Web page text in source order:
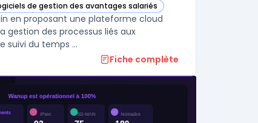
de gestion des avantages salariés
dans cette catégorie
en proposant une plateforme cloud
gestion des processus liés aux
ressources humaines. L’interface permet également d’encadrer la paie, le suivi du temps ...
Fiche complète